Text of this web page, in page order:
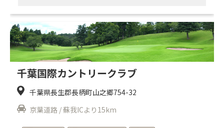
千葉国際カントリークラブ
千葉県長生郡長柄町山之郷754-32
京葉道路 / 蘇我ICより15km